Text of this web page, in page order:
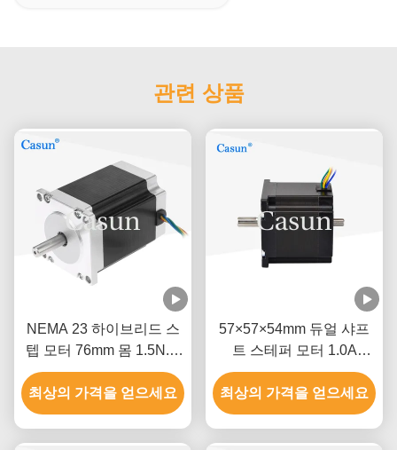
관련 상품
NEMA 23 하이브리드 스
텝 모터 76mm 몸 1.5N.M
CNC 기계
최상의 가격을 얻으세요
57×57×54mm 듀얼 샤프
트 스테퍼 모터 1.0A
0.9N.m NEMA 23 정밀 기
기
최상의 가격을 얻으세요